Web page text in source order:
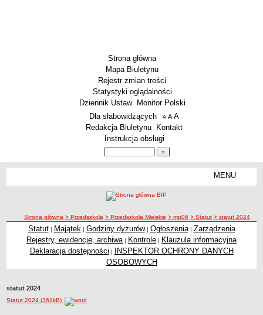
Strona główna
Mapa Biuletynu
Rejestr zmian treści
Statystyki oglądalności
Dziennik Ustaw
Monitor Polski
Menu dodatkowe
Dla słabowidzących A pomniejsz czcionkę
A standardowy rozmiar czcionki
A
Redakcja Biuletynu
Kontakt
Instrukcja obsługi
MENU
Licea
Zespoły Szkół
Techniczne Zakłady Naukowe
ARCHIWUM SZKÓŁ I PLACÓWEK
Zlikwidowane gimnazja
ścieżka nawigacji
Strona główna > Przedszkola > Przedszkola Miejskie > mp06 > Statut > statut 2024
Statut| Majątek | Godziny dyżurów| Ogłoszenia| Zarządzenia
Rejestry, ewidencje, archiwa | Kontrole | Klauzula informacyjna
Deklaracja dostępności |
INSPEKTOR OCHRONY DANYCH
OSOBOWYCH
statut 2024
Statut 2024 (361kB)